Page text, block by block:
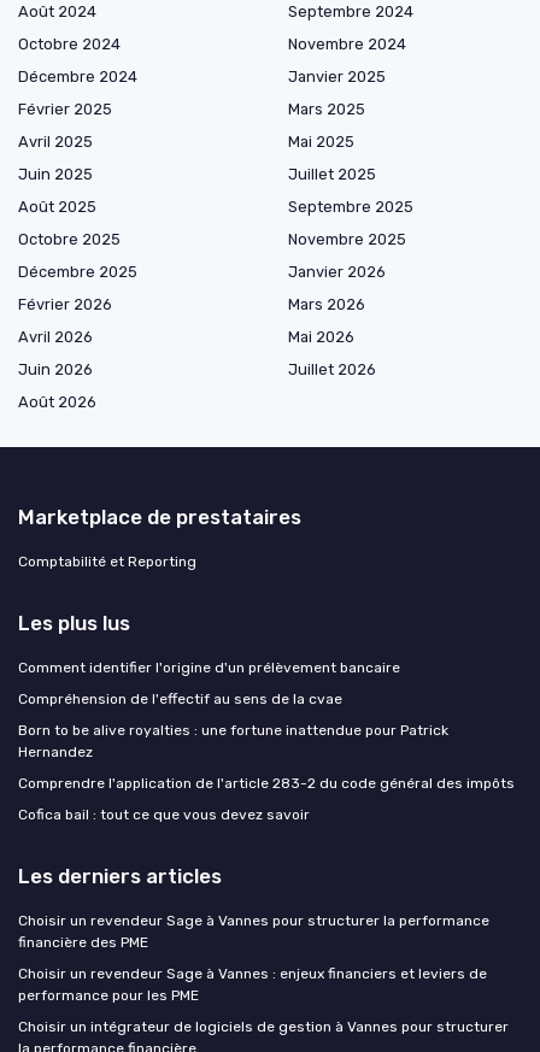
Août 2024
Septembre 2024
Octobre 2024
Novembre 2024
Décembre 2024
Janvier 2025
Février 2025
Mars 2025
Avril 2025
Mai 2025
Juin 2025
Juillet 2025
Août 2025
Septembre 2025
Octobre 2025
Novembre 2025
Décembre 2025
Janvier 2026
Février 2026
Mars 2026
Avril 2026
Mai 2026
Juin 2026
Juillet 2026
Août 2026
Marketplace de prestataires
Comptabilité et Reporting
Les plus lus
Comment identifier l'origine d'un prélèvement bancaire
Compréhension de l'effectif au sens de la cvae
Born to be alive royalties : une fortune inattendue pour Patrick
Hernandez
Comprendre l'application de l'article 283-2 du code général des impôts
Cofica bail : tout ce que vous devez savoir
Les derniers articles
Choisir un revendeur Sage à Vannes pour structurer la performance
financière des PME
Choisir un revendeur Sage à Vannes : enjeux financiers et leviers de
performance pour les PME
Choisir un intégrateur de logiciels de gestion à Vannes pour structurer
la performance financière